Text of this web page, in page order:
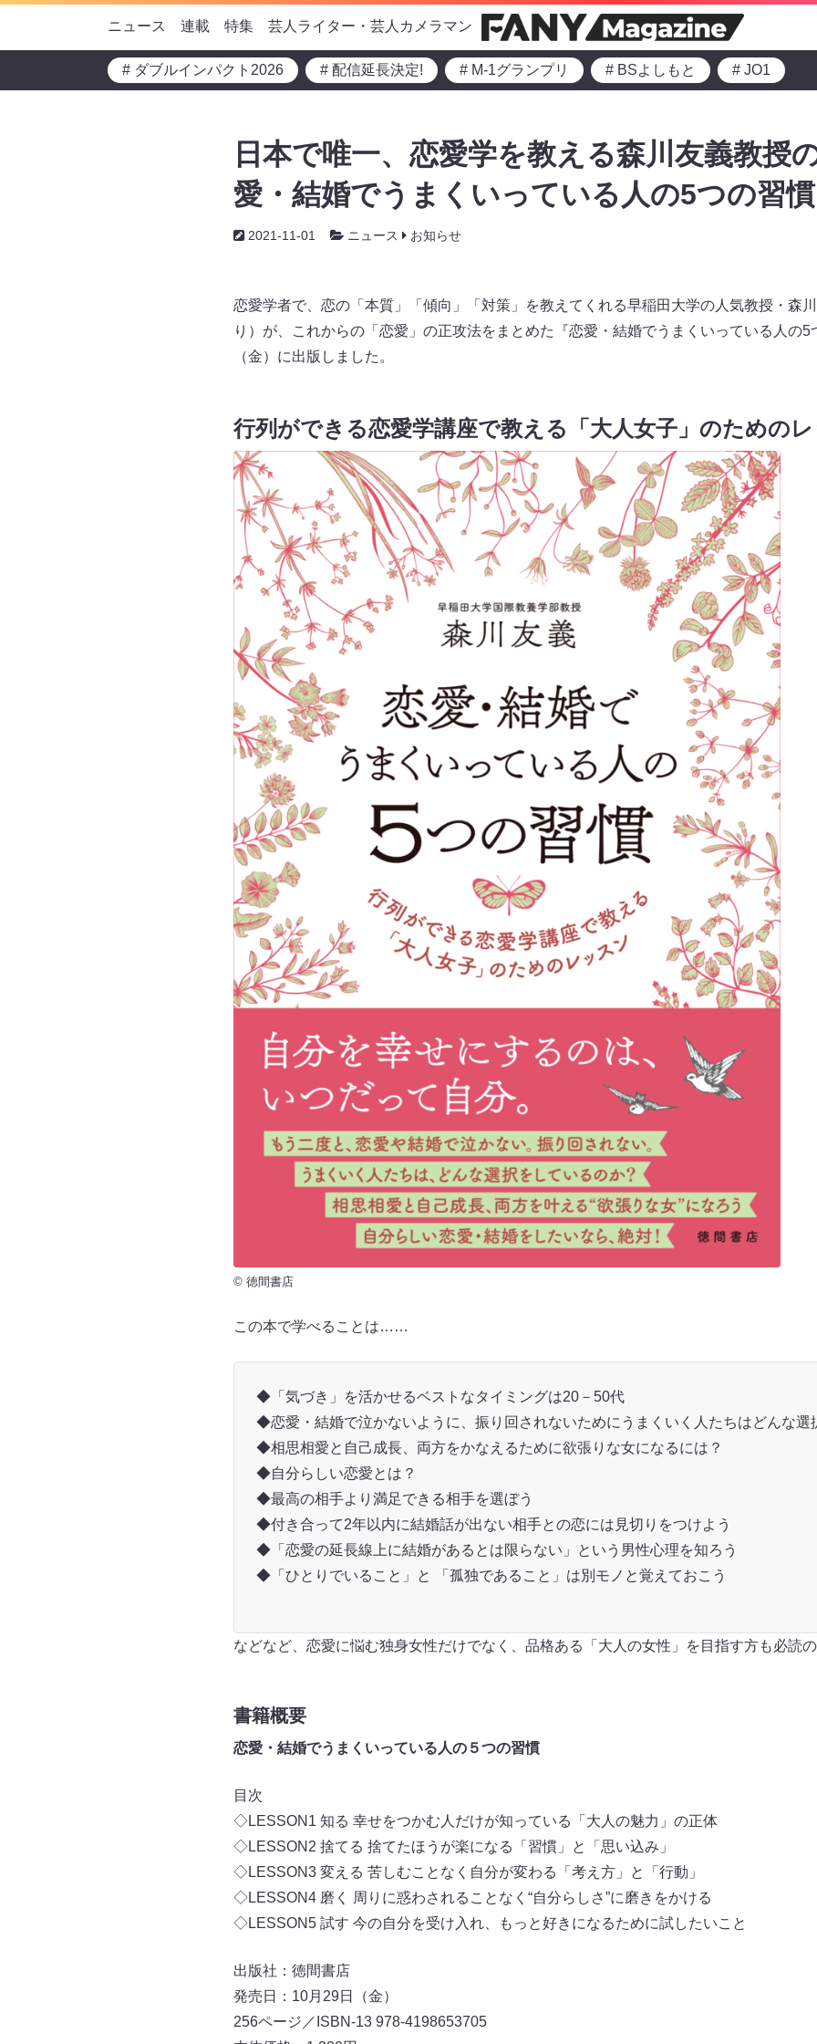
ニュース 連載 特集 芸人ライター・芸人カメラマン
# ダブルインパクト2026 # 配信延長決定! # M-1グランプリ # BSよしもと # JO1
日本で唯一、恋愛学を教える森川友義教授
愛・結婚でうまくいっている人の5つの習
2021-11-01 ニュース お知らせ
恋愛学者で、恋の「本質」「傾向」「対策」を教えてくれる早稲田大学の人気教授・森
り）が、これからの「恋愛」の正攻法をまとめた『恋愛・結婚でうまくいっている人の
（金）に出版しました。
行列ができる恋愛学講座で教える「大人女子」のための
© 徳間書店
この本で学べることは……
◆「気づき」を活かせるベストなタイミングは20－50代
◆恋愛・結婚で泣かないように、振り回されないためにうまくいく人たちはどんな選
◆相思相愛と自己成長、両方をかなえるために欲張りな女になるには？
◆自分らしい恋愛とは？
◆最高の相手より満足できる相手を選ぼう
◆付き合って2年以内に結婚話が出ない相手との恋には見切りをつけよう
◆「恋愛の延長線上に結婚があるとは限らない」という男性心理を知ろう
◆「ひとりでいること」と 「孤独であること」は別モノと覚えておこう
などなど、恋愛に悩む独身女性だけでなく、品格ある「大人の女性」を目指す方も必読
書籍概要
恋愛・結婚でうまくいっている人の５つの習慣
目次
◇LESSON1 知る 幸せをつかむ人だけが知っている「大人の魅力」の正体
◇LESSON2 捨てる 捨てたほうが楽になる「習慣」と「思い込み」
◇LESSON3 変える 苦しむことなく自分が変わる「考え方」と「行動」
◇LESSON4 磨く 周りに惑わされることなく“自分らしさ”に磨きをかける
◇LESSON5 試す 今の自分を受け入れ、もっと好きになるために試したいこと
出版社：徳間書店
発売日：10月29日（金）
256ページ／ISBN-13 978-4198653705